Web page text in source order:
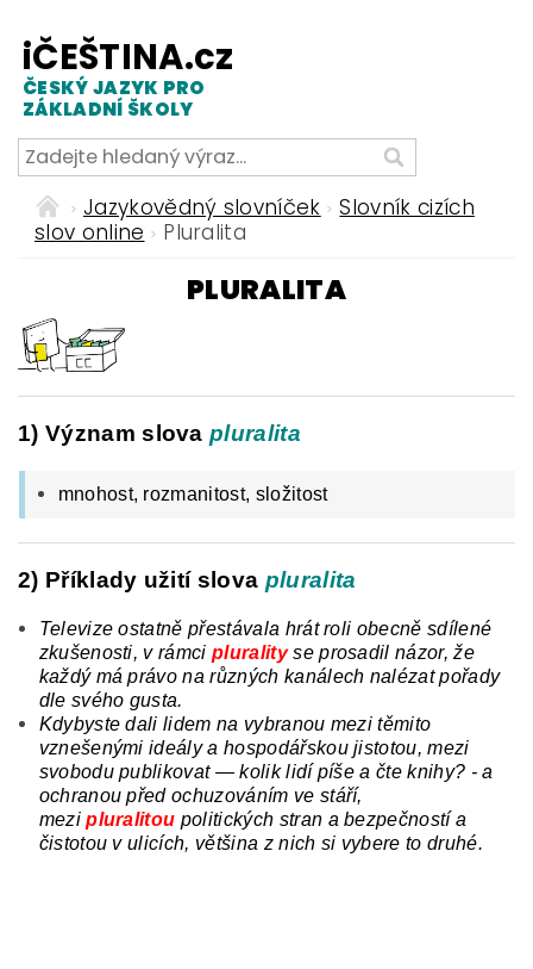
iČEŠTINA.cz
ČESKÝ JAZYK PRO
ZÁKLADNÍ ŠKOLY
Jazykovědný slovníček
Slovník cizích
slov online
Pluralita
PLURALITA
1) Význam slovapluralita
mnohost, rozmanitost, složitost
2) Příklady užití slova pluralita
Televize ostatně přestávala hrát roli obecně sdílené
zkušenosti, v rámci plurality se prosadil názor, že
každý má právo na různých kanálech nalézat pořady
dle svého gusta.
Kdybyste dali lidem na vybranou mezi těmito
vznešenými ideály a hospodářskou jistotou, mezi
svobodu publikovat — kolik lidí píše a čte knihy? - a
ochranou před ochuzováním ve stáří,
mezi pluralitou politických stran a bezpečností a
čistotou v ulicích, většina z nich si vybere to druhé.